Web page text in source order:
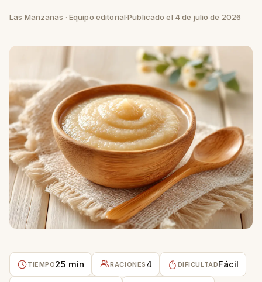
Las Manzanas · Equipo editorial·Publicado el 4 de julio de 2026
TIEMPO25 min RACIONES 4 DIFICULTADFácil